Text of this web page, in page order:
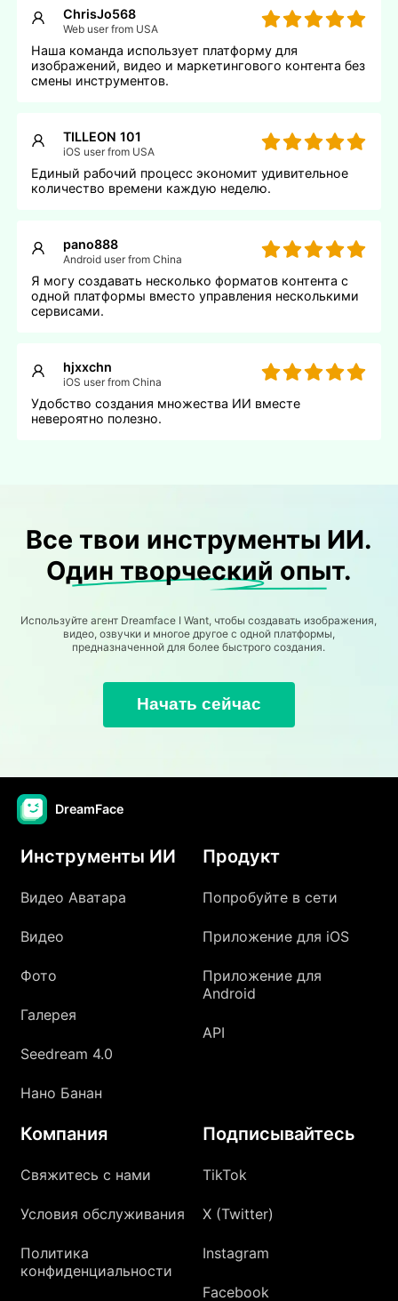
ChrisJo568
Web user from USA
Наша команда использует платформу для
изображений, видео и маркетингового контента без
смены инструментов.
TILLEON 101
iOS user from USA
Единый рабочий процесс экономит удивительное
количество времени каждую неделю.
pano888
Android user from China
Я могу создавать несколько форматов контента с
одной платформы вместо управления несколькими
сервисами.
hjxxchn
iOS user from China
Удобство создания множества ИИ вместе
невероятно полезно.
Все твои инструменты ИИ.
Один творческий опыт.
Используйте агент Dreamface I Want, чтобы создавать изображения,
видео, озвучки и многое другое с одной платформы,
предназначенной для более быстрого создания.
Начать сейчас
DreamFace
Инструменты ИИ
Видео Аватара
Видео
Фото
Галерея
Seedream 4.0
Нано Банан
Продукт
Попробуйте в сети
Приложение для iOS
Приложение для
Android
API
Компания
Свяжитесь с нами
Условия обслуживания
Политика
конфиденциальности
Подписывайтесь
TikTok
X (Twitter)
Instagram
Facebook